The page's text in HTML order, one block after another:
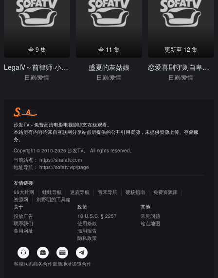
全 9 集
LegalV～前律师·小鸟游翔子～
日剧/爱情
全 11 集
盛夏的灰姑娘
日剧/爱情
更新至 12 集
恋爱喜剧守则自卑女与年下男
日剧/爱情
沙发TV - 免费高清电影电视剧综艺在线观看。
本站所有内容均来自互联网分享站点所提供的公开引用资源，未提供资源上传、存储服
务。
Copyright © 2010-2025 沙发TV。 All rights reserved.
当前站点： https://shafatv.com
地址导航： https://sofatv.vip/page
友情链接
66大片网
蛙蛙导航 迷鹿导航 青禾导航 硬核指南
免费资源库
资源网
刘野明的工具箱
关于
投放广告
联系我们
备用网址
政策
18 U.S.C. § 2257
使用条款
滥用报告
隐私政策
其他
常见问题
站点地图
客服联系商务合作最新地址渠道合作